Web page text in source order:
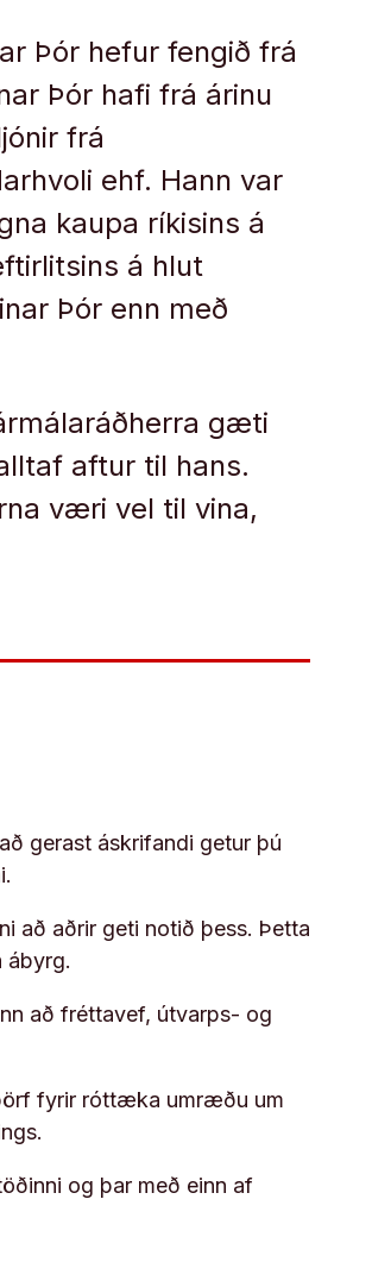
Þór hefur fengið frá
Þór hafi frá árinu
frá
ehf. Hann var
kaupa ríkisins á
á hlut
Þór enn með
gæti
aftur til hans.
væri vel til vina,
gerast áskrifandi getur þú
að aðrir geti notið þess. Þetta
ábyrg.
að fréttavef, útvarps- og
fyrir róttæka umræðu um
og þar með einn af